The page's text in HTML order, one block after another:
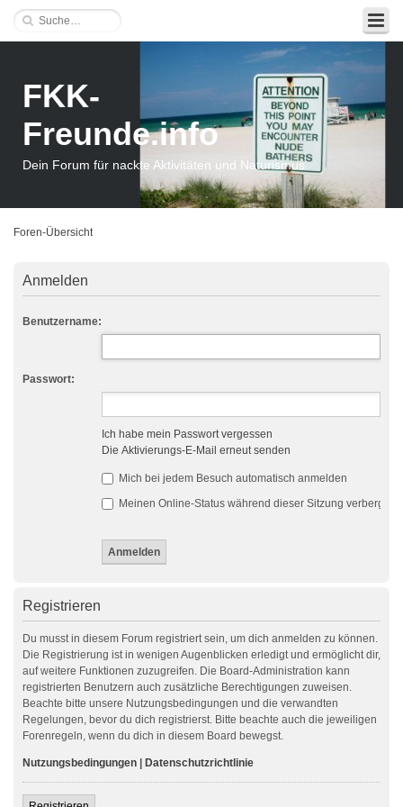
FKK-
Freunde.info
Dein Forum für nackte Aktivitäten und Naturismus
Foren-Übersicht
Anmelden
Benutzername:
Passwort:
Ich habe mein Passwort vergessen
Die Aktivierungs-E-Mail erneut senden
Mich bei jedem Besuch automatisch anmelden
Meinen Online-Status während dieser Sitzung verbergen
Registrieren
Du musst in diesem Forum registriert sein, um dich anmelden zu können.
Die Registrierung ist in wenigen Augenblicken erledigt und ermöglicht dir,
auf weitere Funktionen zuzugreifen. Die Board-Administration kann
registrierten Benutzern auch zusätzliche Berechtigungen zuweisen.
Beachte bitte unsere Nutzungsbedingungen und die verwandten
Regelungen, bevor du dich registrierst. Bitte beachte auch die jeweiligen
Forenregeln, wenn du dich in diesem Board bewegst.
Nutzungsbedingungen Datenschutzrichtlinie